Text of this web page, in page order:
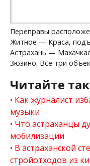
Переправы
Житное — Краса,
Астрахань —
Зюзино. Все три
Читайте
Как журналист
музыки
Что астраханцы
мобилизации
В астраханской
стройотходов из